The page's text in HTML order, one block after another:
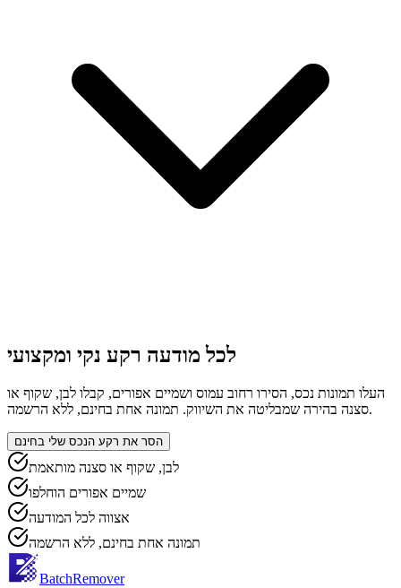
לכל מודעה רקע נקי ומקצועי
העלו תמונות נכס, הסירו רחוב עמוס ושמיים אפורים, קבלו לבן, שקוף או
סצנה בהירה שמבליטה את השיווק. תמונה אחת בחינם, ללא הרשמה.
הסר את רקע הנכס שלי בחינם
לבן, שקוף או סצנה מותאמת
שמיים אפורים הוחלפו
אצווה לכל המודעה
תמונה אחת בחינם, ללא הרשמה
BatchRemover